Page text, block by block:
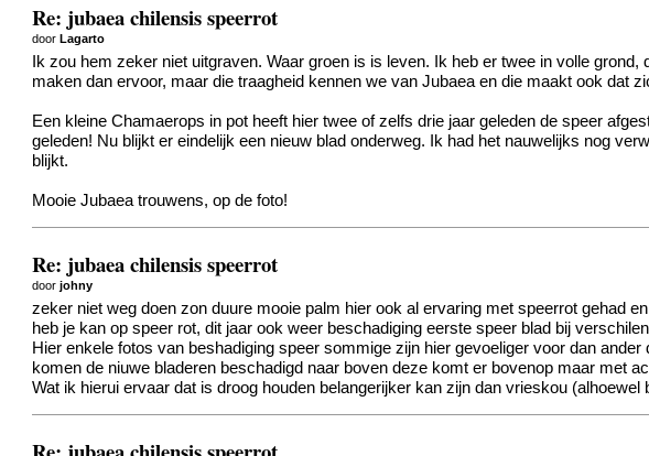
Re: jubaea chilensis speerrot
doorLagarto
Ik zou hem zeker niet uitgraven. Waar groen is is leven. Ik heb er twee in volle
maken dan ervoor, maar die traagheid kennen we van Jubaea en die maakt ook dat
Een kleine Chamaerops in pot heeft hier twee of zelfs drie jaar geleden de speer
geleden! Nu blijkt er eindelijk een nieuw blad onderweg. Ik had het nauwelijks nog
blijkt.
Mooie Jubaea trouwens, op de foto!
Re: jubaea chilensis speerrot
doorjohny
zeker niet weg doen zon duure mooie palm hier ook al ervaring met speerrot gehad
heb je kan op speer rot, dit jaar ook weer beschadiging eerste speer blad bij
Hier enkele fotos van beshadiging speer sommige zijn hier gevoeliger voor dan
komen de niuwe bladeren beschadigd naar boven deze komt er bovenop maar met
Wat ik hierui ervaar dat is droog houden belangerijker kan zijn dan vrieskou (alhoewel